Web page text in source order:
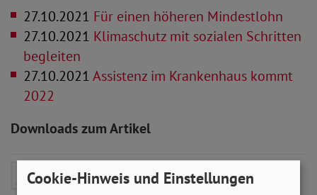
27.10.2021 Für einen höheren Mindestlohn
27.10.2021 Klimaschutz mit sozialen Schritten
begleiten
27.10.2021Assistenz im Krankenhaus kommt
2022
Downloads zum Artikel
SoVD-Zeitung November 2021
Cookie-Hinweis und Einstellungen